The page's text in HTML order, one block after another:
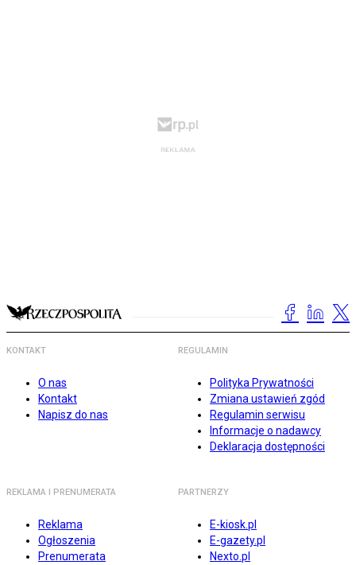
KONTAKT
O nas
Kontakt
Napisz do nas
REGULAMIN
Polityka Prywatności
Zmiana ustawień zgód
Regulamin serwisu
Informacje o nadawcy
Deklaracja dostępności
REKLAMA I PRENUMERATA
Reklama
Ogłoszenia
Prenumerata
PARTNERZY
E-kiosk.pl
E-gazety.pl
Nexto.pl